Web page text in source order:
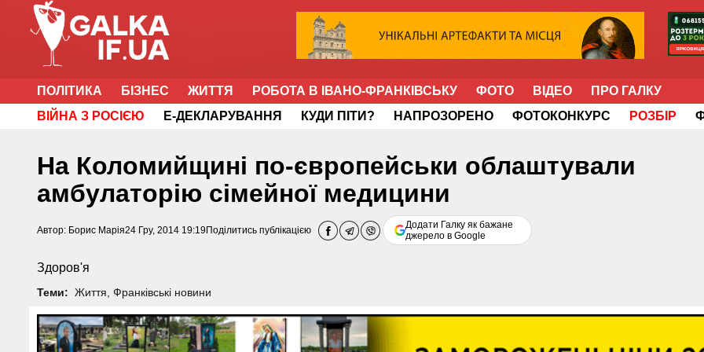
ПОЛІТИКА БІЗНЕС ЖИТТЯ РОБОТА В ІВАНО-ФРАНКІВСЬКУ ФОТО ВІДЕО
ПРО ГАЛКУ
ВІЙНА З РОСІЄЮ
Е-ДЕКЛАРУВАННЯ КУДИ ПІТИ? НАПРОЗОРЕНО ФОТОКОНКУРС РОЗБІР
На Коломийщині по-європейськи облаштували
амбулаторію сімейної медицини
Автор: Борис Марія24 Гру, 2014 19:19 Поділитись публікацією
Додати Галку як бажане
джерело в Google
Здоров'я
Теми: Життя Франківські новини